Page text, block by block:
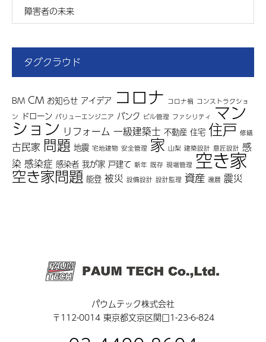
障害者の未来
タグクラウド
BM CM お知らせ アイデア コロナ コロナ禍 コンストラクショ
ン ドローン バリューエンジニア バンク ビル管理 ファシリティ マン
ション リフォーム 一級建築士 不動産 住宅 住戸 修繕
古民家 問題 地震 宅地建物 安全管理 家 山梨 建築設計 意匠設計 感
染 感染症 感染者 我が家 戸建て 新年 既存 現場管理 空き家
空き家問題 能登 被災 設備設計 設計監理 資産 還暦 震災
パウムテック株式会社
〒112-0014 東京都文京区関口1-23-6-824